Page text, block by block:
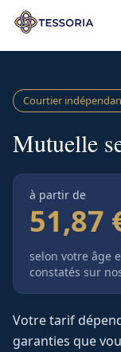
Aller au contenu
Courtier
Mutuelle
à partir de
51,87
selon votre âge
constatés sur
Votre tarif
garanties que